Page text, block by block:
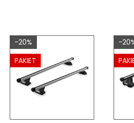
Do koszyka
Do
-20%
PAKIET
-